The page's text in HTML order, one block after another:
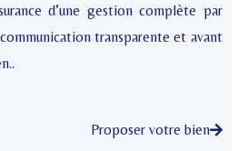
d’une gestion complète par
transparente et avant
Proposer votre bien